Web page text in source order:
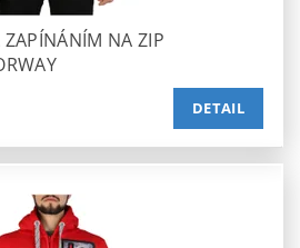
NA ZIP
DETAIL